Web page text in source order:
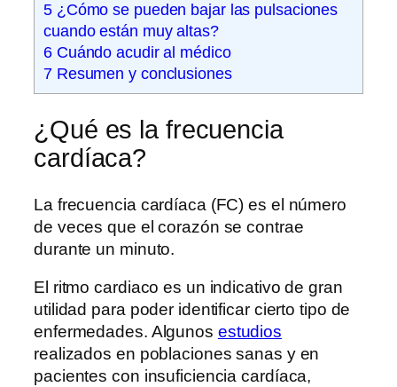
5¿Cómo se pueden bajar las pulsaciones
cuando están muy altas?
6Cuándo acudir al médico
7Resumen y conclusiones
¿Qué es la frecuencia
cardíaca?
La frecuencia cardíaca (FC) es el número
de veces que el corazón se contrae
durante un minuto.
El ritmo cardiaco es un indicativo de gran
utilidad para poder identificar cierto tipo de
enfermedades. Algunos estudios
realizados en poblaciones sanas y en
pacientes con insuficiencia cardíaca,